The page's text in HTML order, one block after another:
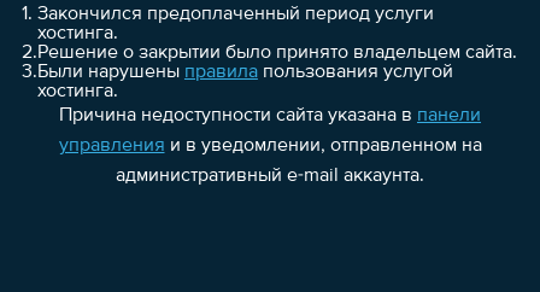
1. Закончился предоплаченный период услуги
хостинга.
2.Решение о закрытии было принято владельцем сайта.
3.Были нарушены правилапользования услугой
хостинга.
Причина недоступности сайта указана в панели
управления и в уведомлении, отправленном на
административный e-mail аккаунта.